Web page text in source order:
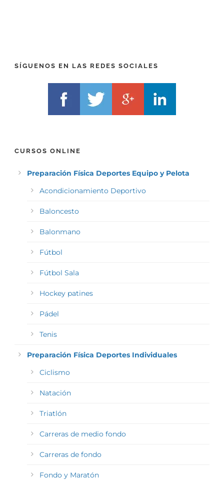
SÍGUENOS EN LAS REDES SOCIALES
CURSOS ONLINE
Preparación Física Deportes Equipo y Pelota
Acondicionamiento Deportivo
Baloncesto
Balonmano
Fútbol
Fútbol Sala
Hockey patines
Pádel
Tenis
Preparación Física Deportes Individuales
Ciclismo
Natación
Triatlón
Carreras de medio fondo
Carreras de fondo
Fondo y Maratón